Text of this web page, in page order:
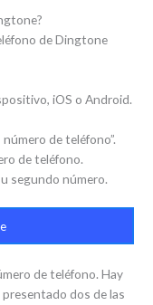
de Dingtone
iOS o Android.
de teléfono”.
de teléfono.
segundo número.
de teléfono. Hay
dos de las